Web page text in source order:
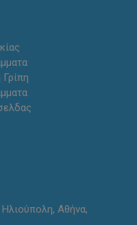
Αθήνα,